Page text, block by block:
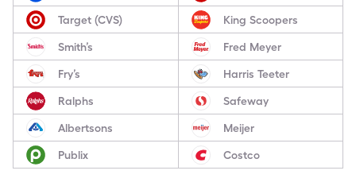
Target (CVS) King Scoopers
Smith’s Fred Meyer
Fry’s Harris Teeter
Ralphs Safeway
Albertsons Meijer
Publix Costco